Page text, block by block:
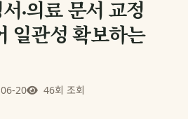
·의료 문서 교정
일관성 확보하는
20 46회 조회